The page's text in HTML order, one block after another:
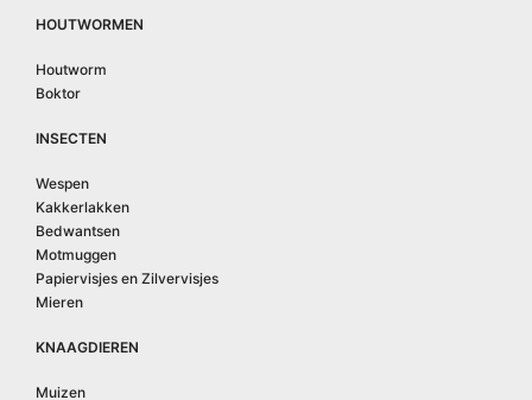
HOUTWORMEN
Houtworm
Boktor
INSECTEN
Wespen
Kakkerlakken
Bedwantsen
Motmuggen
Papiervisjes en Zilvervisjes
Mieren
KNAAGDIEREN
Muizen